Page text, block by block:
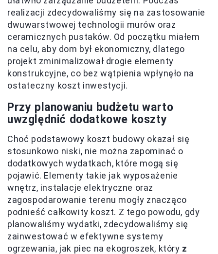
realizacji zdecydowaliśmy się na zastosowanie
dwuwarstwowej technologii murów oraz
ceramicznych pustaków. Od początku miałem
na celu, aby dom był ekonomiczny, dlatego
projekt zminimalizował drogie elementy
konstrukcyjne, co bez wątpienia wpłynęło na
ostateczny koszt inwestycji.
Przy planowaniu budżetu warto
uwzględnić dodatkowe koszty
Choć podstawowy koszt budowy okazał się
stosunkowo niski, nie można zapominać o
dodatkowych wydatkach, które mogą się
pojawić. Elementy takie jak wyposażenie
wnętrz, instalacje elektryczne oraz
zagospodarowanie terenu mogły znacząco
podnieść całkowity koszt. Z tego powodu, gdy
planowaliśmy wydatki, zdecydowaliśmy się
zainwestować w efektywne systemy
ogrzewania, jak piec na ekogroszek, który z